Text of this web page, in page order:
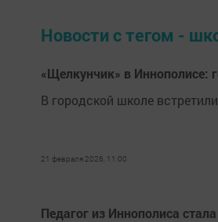
Новости с тегом -
«Щелкунчик» в Иннополисе:
В городской школе
21 февраля 2026, 11:00
Педагог из Иннополиса